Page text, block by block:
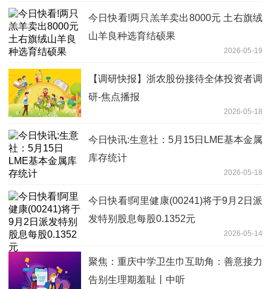
今日快看!两只羔羊卖出8000元 土右旗绒
山羊良种选育结硕果
2026-05-19
【调研快报】浙农股份接待全体投资者调
研-焦点播报
2026-05-18
今日快讯:生意社：5月15日LME基本金属
库存统计
2026-05-18
今日快看!阿里健康(00241)将于9月2日派
发特别股息每股0.1352元
2026-05-14
聚焦：重庆中学卫生巾互助角：善意接力
告别生理期羞耻丨中听